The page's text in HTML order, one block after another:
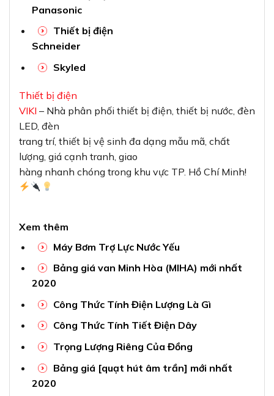
Panasonic
Thiết bị điện
Schneider
Skyled
Thiết bị điện
VIKI – Nhà phân phối thiết bị điện, thiết bị nước, đèn
LED, đèn
trang trí, thiết bị vệ sinh đa dạng mẫu mã, chất
lượng, giá cạnh tranh, giao
hàng nhanh chóng trong khu vực TP. Hồ Chí Minh!
Xem thêm
Máy Bơm Trợ Lực Nước Yếu
Bảng giá van Minh Hòa (MIHA) mới nhất
2020
Công Thức Tính Điện Lượng Là Gì
Công Thức Tính Tiết Điện Dây
Trọng Lượng Riêng Của Đồng
Bảng giá [quạt hút âm trần] mới nhất
2020